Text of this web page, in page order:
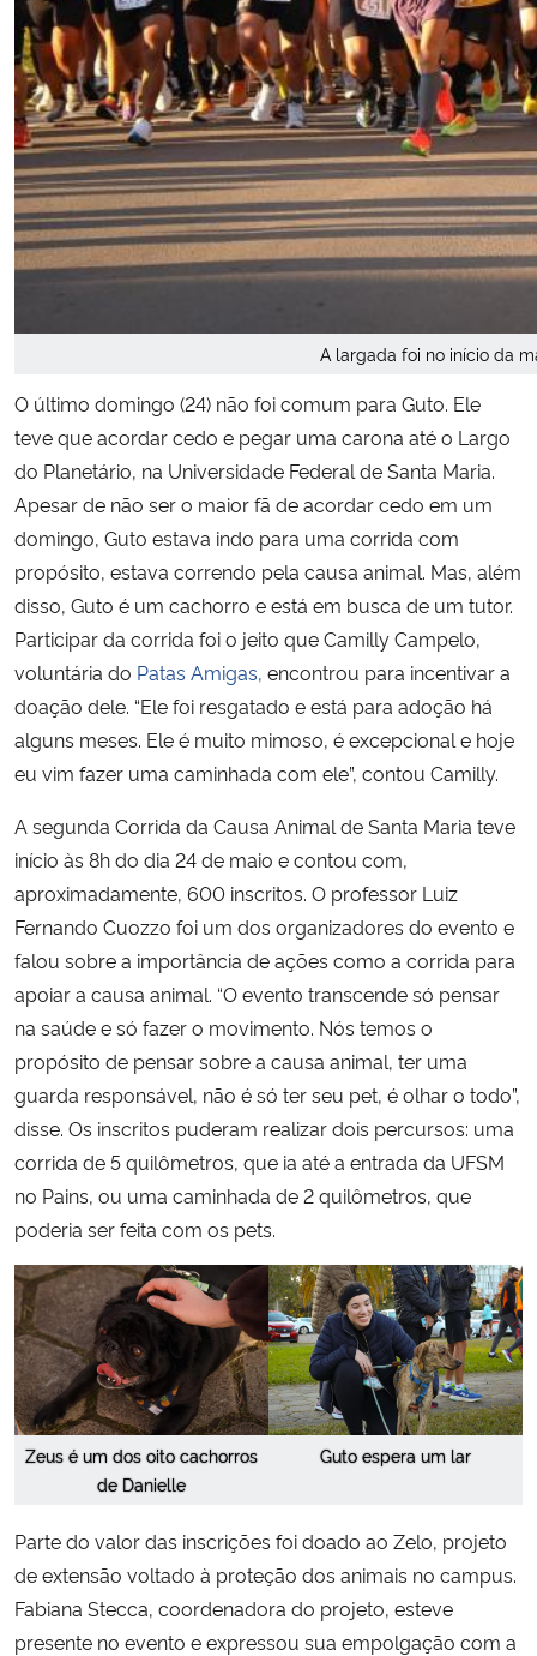
Advocacia-Geral da União
Banco Central do Brasil
Planalto
A largada foi no início da
O último domingo (24) não foi comum para Guto. Ele
teve que acordar cedo e pegar uma carona até o Largo
do Planetário, na Universidade Federal de Santa Maria.
Apesar de não ser o maior fã de acordar cedo em um
domingo, Guto estava indo para uma corrida com
propósito, estava correndo pela causa animal. Mas, além
disso, Guto é um cachorro e está em busca de um tutor.
Participar da corrida foi o jeito que Camilly Campelo,
voluntária do Patas Amigas, encontrou para incentivar a
doação dele. “Ele foi resgatado e está para adoção há
alguns meses. Ele é muito mimoso, é excepcional e hoje
eu vim fazer uma caminhada com ele”, contou Camilly.
A segunda Corrida da Causa Animal de Santa Maria teve
início às 8h do dia 24 de maio e contou com,
aproximadamente, 600 inscritos. O professor Luiz
Fernando Cuozzo foi um dos organizadores do evento e
falou sobre a importância de ações como a corrida para
apoiar a causa animal. “O evento transcende só pensar
na saúde e só fazer o movimento. Nós temos o
propósito de pensar sobre a causa animal, ter uma
guarda responsável, não é só ter seu pet, é olhar o todo”,
disse. Os inscritos puderam realizar dois percursos: uma
corrida de 5 quilômetros, que ia até a entrada da UFSM
no Pains, ou uma caminhada de 2 quilômetros, que
poderia ser feita com os pets.
Zeus é um dos oito cachorros
de Danielle
Guto espera um lar
Parte do valor das inscrições foi doado ao Zelo, projeto
de extensão voltado à proteção dos animais no campus.
Fabiana Stecca, coordenadora do projeto, esteve
presente no evento e expressou sua empolgação com a